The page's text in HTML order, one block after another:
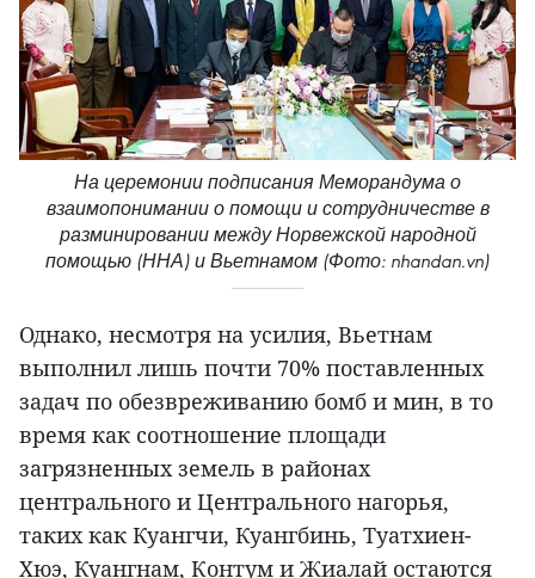
На церемонии подписания Меморандума о
взаимопонимании о помощи и сотрудничестве в
разминировании между Норвежской народной
помощью (ННА) и Вьетнамом (Фото: nhandan.vn)
Однако, несмотря на усилия, Вьетнам
выполнил лишь почти 70% поставленных
задач по обезвреживанию бомб и мин, в то
время как соотношение площади
загрязненных земель в районах
центрального и Центрального нагорья,
таких как Куангчи, Куангбинь, Туатхиен-
Хюэ, Куангнам, Контум и Жиалай остаются